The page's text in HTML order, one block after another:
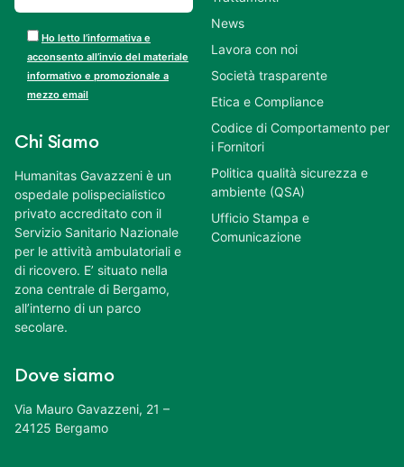
Ho letto l’informativa e
acconsento all’invio del materiale
informativo e promozionale a
mezzo email
Chi Siamo
Humanitas Gavazzeni è un
ospedale polispecialistico
privato accreditato con il
Servizio Sanitario Nazionale
per le attività ambulatoriali e
di ricovero. E’ situato nella
zona centrale di Bergamo,
all’interno di un parco
secolare.
Dove siamo
Via Mauro Gavazzeni, 21 –
24125 Bergamo
News
Lavora con noi
Società trasparente
Etica e Compliance
Codice di Comportamento per
i Fornitori
Politica qualità sicurezza e
ambiente (QSA)
Ufficio Stampa e
Comunicazione